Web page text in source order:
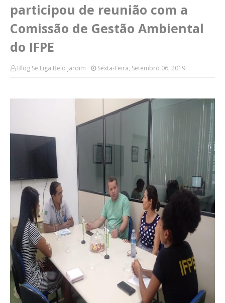
participou de reunião com a
Comissão de Gestão Ambiental
do IFPE
Blog Se Liga Belo Jardim Sexta-Feira, Setembro 06, 2019